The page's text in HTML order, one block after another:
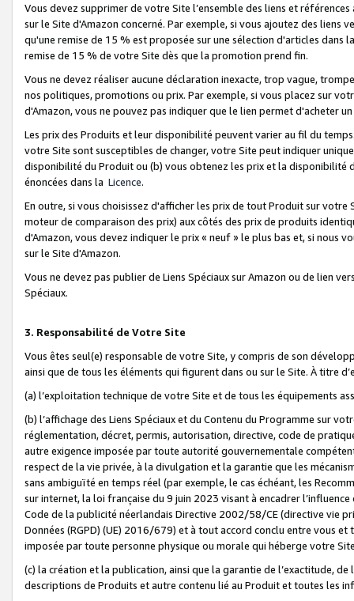
Vous devez supprimer de votre Site l’ensemble des liens et
sur le Site d'Amazon concerné. Par exemple, si vous ajoutez des
qu'une remise de 15 % est proposée sur une sélection d'articles
remise de 15 % de votre Site dès que la promotion prend fin.
Vous ne devez réaliser aucune déclaration inexacte, trop vague,
nos politiques, promotions ou prix. Par exemple, si vous placez sur
d'Amazon, vous ne pouvez pas indiquer que le lien permet d'acheter
Les prix des Produits et leur disponibilité peuvent varier au fil du
votre Site sont susceptibles de changer, votre Site peut indiquer
disponibilité du Produit ou (b) vous obtenez les prix et la disponibilité
énoncées dans la Licence.
En outre, si vous choisissez d'afficher les prix de tout Produit sur
moteur de comparaison des prix) aux côtés des prix de produits
d'Amazon, vous devez indiquer le prix « neuf » le plus bas et, si nous
sur le Site d'Amazon.
Vous ne devez pas publier de Liens Spéciaux sur Amazon ou de lien
Spéciaux.
3. Responsabilité de Votre Site
Vous êtes seul(e) responsable de votre Site, y compris de son
ainsi que de tous les éléments qui figurent dans ou sur le Site. À titre
(a) l’exploitation technique de votre Site et de tous les équipements
(b) l’affichage des Liens Spéciaux et du Contenu du Programme sur
réglementation, décret, permis, autorisation, directive, code de
autre exigence imposée par toute autorité gouvernementale
respect de la vie privée, à la divulgation et la garantie que les
sans ambiguïté en temps réel (par exemple, le cas échéant, les
sur internet, la loi française du 9 juin 2023 visant à encadrer
Code de la publicité néerlandais Directive 2002/58/CE (directive vie
Données (RGPD) (UE) 2016/679) et à tout accord conclu entre vous
imposée par toute personne physique ou morale qui héberge votre
(c) la création et la publication, ainsi que la garantie de l’exactitude,
descriptions de Produits et autre contenu lié au Produit et toutes les